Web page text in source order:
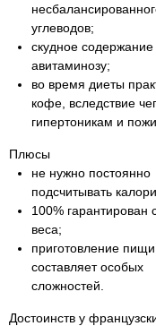
углеводов;
скудное
авитаминозу;
во время диеты
кофе, вследствие
гипертоникам и
Плюсы
не нужно постоянно
подсчитывать
100% гарантирован
веса;
приготовление
составляет особых
сложностей.
Достоинств у